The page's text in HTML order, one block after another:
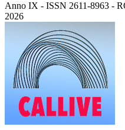
Anno IX - ISSN 2611-8963 -
2026